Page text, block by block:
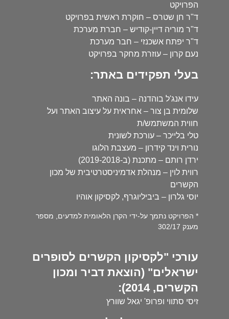
הפרויקט
ד"ר חן שטרס – חוקרת ראשית בפרויקט
ד"ר מוריה דיין-קודיש – חברת מערכת
ד"ר יפתח אשכנזי – חבר מערכת
נעם קרון – עוזרת מחקר בפרויקט
בעלי תפקידים באתר:
עידו אנג'ל בוהדנה – בונה האתר
שלומית בן צור – אחראית על עיצוב האתר ועל
חווית המשתמש/ת
טלי בלייכר – עורכת לשונית
נורית וינד קידרון – מעצבת הלוגו
ירדן רותם – מתכנת (ב-2019-2018)
רווית לוין – מנהלת אדמיניסטרטיבית של מכון
הקשרים
יוסי גלרון – ביביליוגרף, לקסיקון אוהיו
* הפרויקט נתמך על-ידי הקרן הלאומית למדעים, מספר
מענק 302/17
עורכי "לקסיקון הקשרים לסופרים
ישראלים" (הוצאת דביר ומכון
הקשרים, 2014):
זיסי סתווי ופרופ' יגאל שוורץ